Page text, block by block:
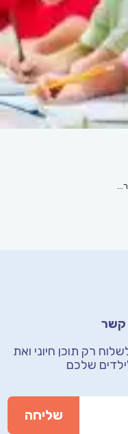
קשר
רק תוכן חיוני ואת
שלכם